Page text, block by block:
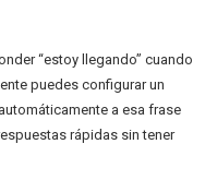
“estoy llegando” cuando
puedes configurar un
a esa frase
rápidas sin tener